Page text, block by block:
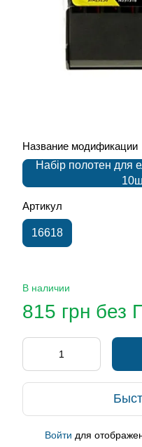
Название модификации
Набір полотен для
Артикул
16618
В наличии
815 грн без
Войти для